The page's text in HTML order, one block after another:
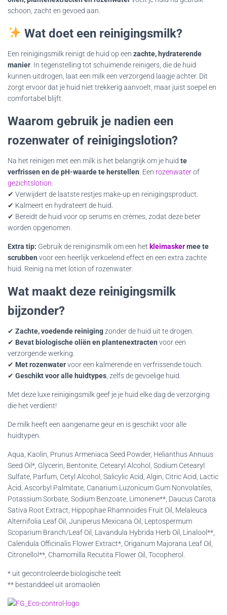
schoon, zacht en gevoed aan.
Wat doet een reinigingsmilk?
Een reinigingsmilk reinigt de huid op een zachte, hydraterende
manier . In tegenstelling tot schuimende reinigers, die de huid
kunnen uitdrogen, laat een milk een verzorgend laagje achter. Dit
zorgt ervoor dat je huid niet trekkerig aanvoelt, maar juist soepel en
comfortabel blijft.
Waarom gebruik je nadien een
rozenwater of reinigingslotion?
Na het reinigen met een milk is het belangrijk om je huid te
verfrissen en de pH-waarde te herstellen . Een rozenwaterof
gezichtslotion:
✔ Verwijdert de laatste restjes make-up en reinigingsproduct.
✔ Kalmeert en hydrateert de huid.
✔ Bereidt de huid voor op serums en crèmes, zodat deze beter
worden opgenomen.
Extra tip: Gebruik de reiniginsmilk om een het kleimaskermee te
scrubben voor een heerlijk verkoelend effect en een extra zachte
huid. Reinig na met lotion of rozenwater.
Wat maakt deze reinigingsmilk
bijzonder?
✔ Zachte, voedende reinigingzonder de huid uit te drogen.
✔ Bevat biologische oliën en plantenextracten voor een
verzorgende werking.
✔ Met rozenwatervoor een kalmerende en verfrissende touch.
✔ Geschikt voor alle huidtypes , zelfs de gevoelige huid.
Met deze luxe reinigingsmilk geef je je huid elke dag de verzorging
die het verdient!
De milk heeft een aangename geur en is geschikt voor alle
huidtypen.
Aqua, Kaolin, Prunus Armeniaca Seed Powder, Helianthus Annuus
Seed Oil*, Glycerin, Bentonite, Cetearyl Alcohol, Sodium Cetearyl
Sulfate, Parfum, Cetyl Alcohol, Salicylic Acid, Algin, Citric Acid, Lactic
Acid, Ascorbyl Palmitate, Canarium Luzonicum Gum Nonvolatiles,
Potassium Sorbate, Sodium Benzoate, Limonene**, Daucus Carota
Sativa Root Extract, Hippophae Rhamnoides Fruit Oil, Melaleuca
Alternifolia Leaf Oil, Juniperus Mexicana Oil, Leptospermum
Scoparium Branch/Leaf Oil, Lavandula Hybrida Herb Oil, Linalool**,
Calendula Officinalis Flower Extract*, Origanum Majorana Leaf Oil,
Citronellol**, Chamomilla Recutita Flower Oil, Tocopherol.
* uit gecontroleerde biologische teelt
** bestanddeel uit aromaoliën